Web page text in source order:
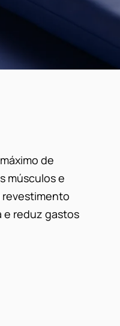
de
músculos e
revestimento
e reduz gastos